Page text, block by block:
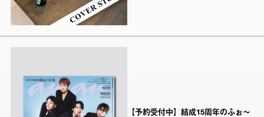
【予約受付中】結成15周年のふぉ～